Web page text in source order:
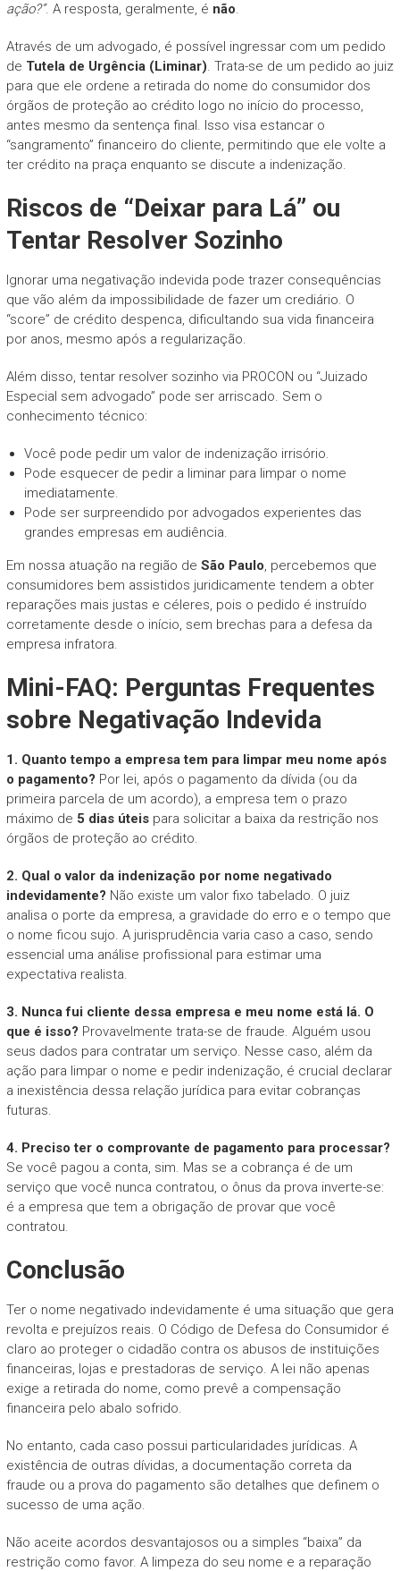
ação?”. A resposta, geralmente, é não.
Através de um advogado, é possível ingressar com um pedido
de Tutela de Urgência (Liminar). Trata-se de um pedido ao juiz
para que ele ordene a retirada do nome do consumidor dos
órgãos de proteção ao crédito logo no início do processo,
antes mesmo da sentença final. Isso visa estancar o
“sangramento” financeiro do cliente, permitindo que ele volte a
ter crédito na praça enquanto se discute a indenização.
Riscos de “Deixar para Lá” ou
Tentar Resolver Sozinho
Ignorar uma negativação indevida pode trazer consequências
que vão além da impossibilidade de fazer um crediário. O
“score” de crédito despenca, dificultando sua vida financeira
por anos, mesmo após a regularização.
Além disso, tentar resolver sozinho via PROCON ou “Juizado
Especial sem advogado” pode ser arriscado. Sem o
conhecimento técnico:
Você pode pedir um valor de indenização irrisório.
Pode esquecer de pedir a liminar para limpar o nome
imediatamente.
Pode ser surpreendido por advogados experientes das
grandes empresas em audiência.
Em nossa atuação na região de São Paulo, percebemos que
consumidores bem assistidos juridicamente tendem a obter
reparações mais justas e céleres, pois o pedido é instruído
corretamente desde o início, sem brechas para a defesa da
empresa infratora.
Mini-FAQ: Perguntas Frequentes
sobre Negativação Indevida
1. Quanto tempo a empresa tem para limpar meu nome após
o pagamento? Por lei, após o pagamento da dívida (ou da
primeira parcela de um acordo), a empresa tem o prazo
máximo de 5 dias úteispara solicitar a baixa da restrição nos
órgãos de proteção ao crédito.
2. Qual o valor da indenização por nome negativado
indevidamente? Não existe um valor fixo tabelado. O juiz
analisa o porte da empresa, a gravidade do erro e o tempo que
o nome ficou sujo. A jurisprudência varia caso a caso, sendo
essencial uma análise profissional para estimar uma
expectativa realista.
3. Nunca fui cliente dessa empresa e meu nome está lá. O
que é isso? Provavelmente trata-se de fraude. Alguém usou
seus dados para contratar um serviço. Nesse caso, além da
ação para limpar o nome e pedir indenização, é crucial declarar
a inexistência dessa relação jurídica para evitar cobranças
futuras.
4. Preciso ter o comprovante de pagamento para processar?
Se você pagou a conta, sim. Mas se a cobrança é de um
serviço que você nunca contratou, o ônus da prova inverte-se:
é a empresa que tem a obrigação de provar que você
contratou.
Conclusão
Ter o nome negativado indevidamente é uma situação que gera
revolta e prejuízos reais. O Código de Defesa do Consumidor é
claro ao proteger o cidadão contra os abusos de instituições
financeiras, lojas e prestadoras de serviço. A lei não apenas
exige a retirada do nome, como prevê a compensação
financeira pelo abalo sofrido.
No entanto, cada caso possui particularidades jurídicas. A
existência de outras dívidas, a documentação correta da
fraude ou a prova do pagamento são detalhes que definem o
sucesso de uma ação.
Não aceite acordos desvantajosos ou a simples “baixa” da
restrição como favor. A limpeza do seu nome e a reparação